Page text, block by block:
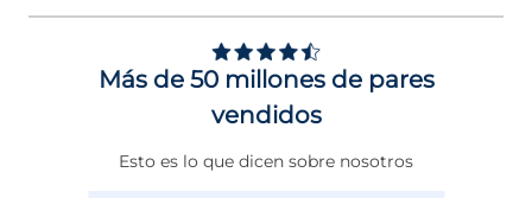
Género Mujer
DE 0 A 4 cms
NORMAL
Más de 50 millones de pares
vendidos
Esto es lo que dicen sobre nosotros